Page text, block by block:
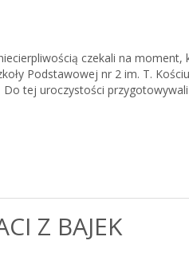
czekali na moment,
Podstawowej nr 2 im. T.
tej uroczystości
Z BAJEK